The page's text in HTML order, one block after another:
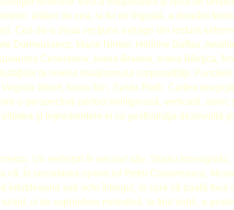
alături de cea, la fel de îngustă, a divizării
Cea de-a doua secţiune extrage din lectura
Darrieussecq, Marie Nimier, Hélèlne Duffau,
Cesereanu, Ioana Bradea, Ioana Băeţica,
la nivelul imaginarului corporalităţii.
Woolf, Anaïs Nin, Sylvia Plath. Cartea
o perspectivă perfect nelitigioasă, verticală,
şi ingredientele ei cu gesticulaţia dezinvoltă
Un neliniştit în secolul său. Studiu
că: În cercetarea operei lui Petru Comarnescu,
întotdeauna sub ochi întregul, la care să poată face
ci de cuprindere metodică, la firul ierbii, a